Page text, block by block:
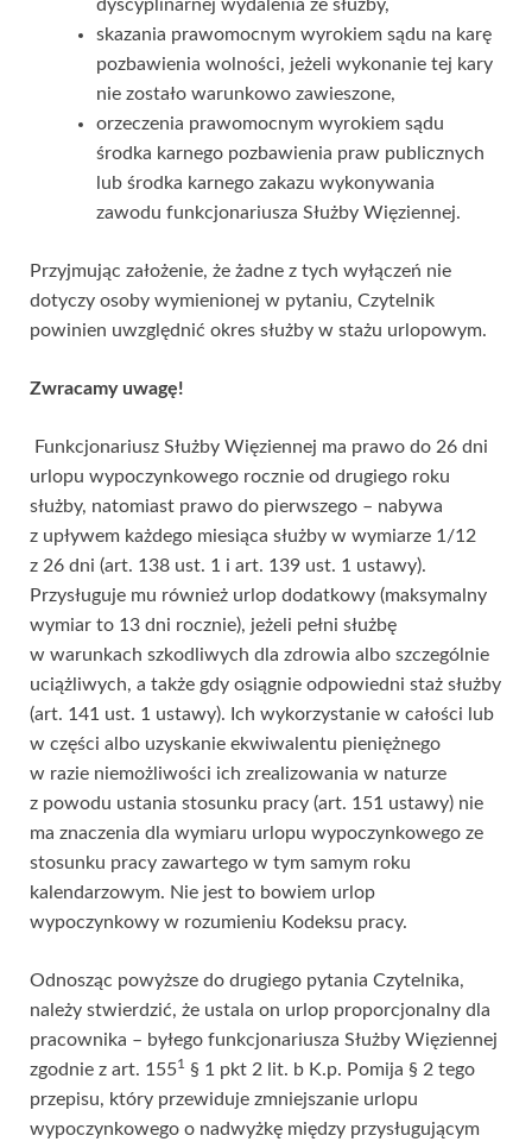
dyscyplinarnej wydalenia ze służby,
skazania prawomocnym wyrokiem sądu na karę
pozbawienia wolności, jeżeli wykonanie tej kary
nie zostało warunkowo zawieszone,
orzeczenia prawomocnym wyrokiem sądu
środka karnego pozbawienia praw publicznych
lub środka karnego zakazu wykonywania
zawodu funkcjonariusza Służby Więziennej.
Przyjmując założenie, że żadne z tych wyłączeń nie
dotyczy osoby wymienionej w pytaniu, Czytelnik
powinien uwzględnić okres służby w stażu urlopowym.
Zwracamy uwagę!
Funkcjonariusz Służby Więziennej ma prawo do 26 dni
urlopu wypoczynkowego rocznie od drugiego roku
służby, natomiast prawo do pierwszego – nabywa
z upływem każdego miesiąca służby w wymiarze 1/12
z 26 dni (art. 138 ust. 1 i art. 139 ust. 1 ustawy).
Przysługuje mu również urlop dodatkowy (maksymalny
wymiar to 13 dni rocznie), jeżeli pełni służbę
w warunkach szkodliwych dla zdrowia albo szczególnie
uciążliwych, a także gdy osiągnie odpowiedni staż służby
(art. 141 ust. 1 ustawy). Ich wykorzystanie w całości lub
w części albo uzyskanie ekwiwalentu pieniężnego
w razie niemożliwości ich zrealizowania w naturze
z powodu ustania stosunku pracy (art. 151 ustawy) nie
ma znaczenia dla wymiaru urlopu wypoczynkowego ze
stosunku pracy zawartego w tym samym roku
kalendarzowym. Nie jest to bowiem urlop
wypoczynkowy w rozumieniu Kodeksu pracy.
Odnosząc powyższe do drugiego pytania Czytelnika,
należy stwierdzić, że ustala on urlop proporcjonalny dla
pracownika – byłego funkcjonariusza Służby Więziennej
zgodnie z art. 1551 § 1 pkt 2 lit. b K.p. Pomija § 2 tego
przepisu, który przewiduje zmniejszanie urlopu
wypoczynkowego o nadwyżkę między przysługującym